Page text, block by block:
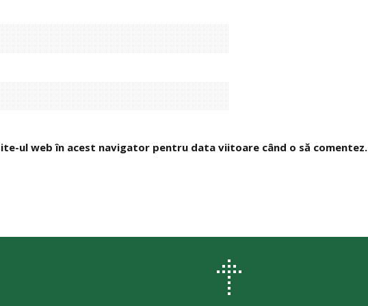
ul web în acest navigator pentru data viitoare când o să comentez.